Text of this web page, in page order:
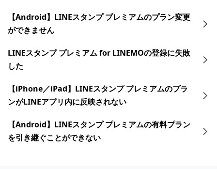
【Android】LINEスタンプ プレミアムのプラン変更
ができません
LINEスタンプ プレミアム for LINEMOの登録に失敗
した
【iPhone／iPad】LINEスタンプ プレミアムのプラ
ンがLINEアプリ内に反映されない
【Android】LINEスタンプ プレミアムの有料プラン
を引き継ぐことができない